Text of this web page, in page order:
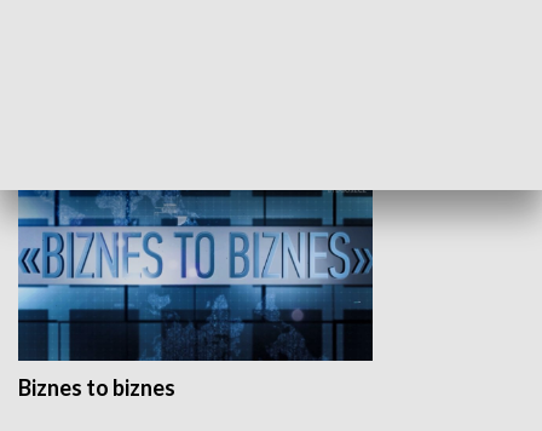
Biznes to biznes